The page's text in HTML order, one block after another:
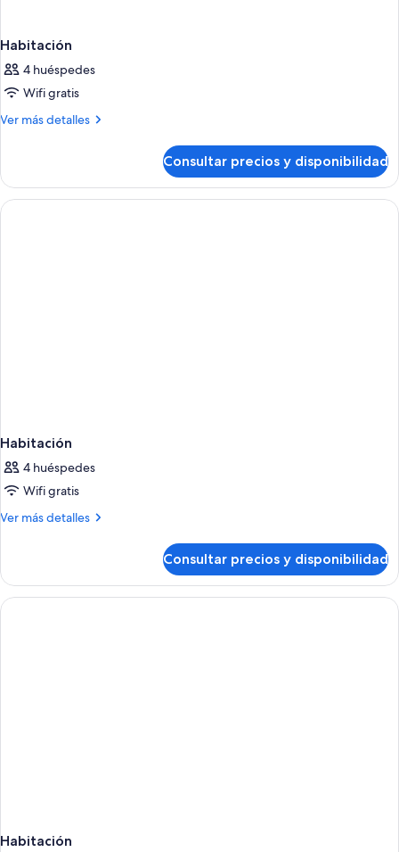
Habitación
4 huéspedes
Wifi gratis
Ver más detalles
Más
Consultar precios y disponibilidad
Habitación
4 huéspedes
Wifi gratis
Ver más detalles
Más
Consultar precios y disponibilidad
Habitación